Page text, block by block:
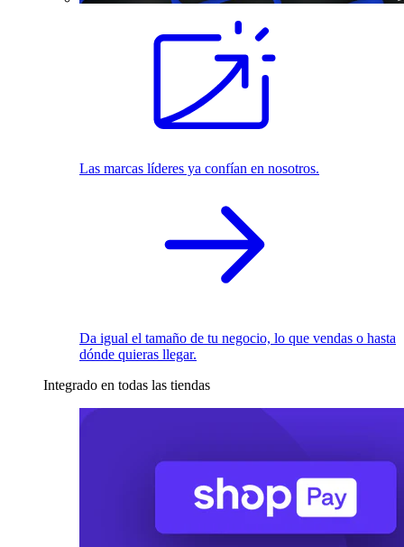
Las marcas líderes ya confían en nosotros.
Da igual el tamaño de tu negocio, lo que vendas o hasta
dónde quieras llegar.
Integrado en todas las tiendas